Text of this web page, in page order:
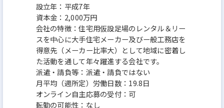
設立年：平成7年
資本金：2,000万円
会社の特徴：住宅用仮設足場のレンタル＆リー
スを中心に大手住宅メーカー及びー般工務店を
得意先（メーカー比率大）として地域に密着し
た活動を通して年々躍進する会社です。
派遣・請負等：派遣・請負ではない
月平均（週所定）労働日数：19.8日
オンライン自主応募の受付：可
転勤の可能性：なし